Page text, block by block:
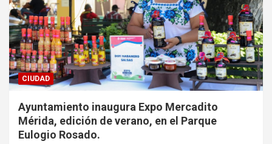
CIUDAD
Ayuntamiento inaugura Expo Mercadito
Mérida, edición de verano, en el Parque
Eulogio Rosado.